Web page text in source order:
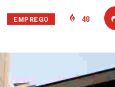
EMPREGO 48